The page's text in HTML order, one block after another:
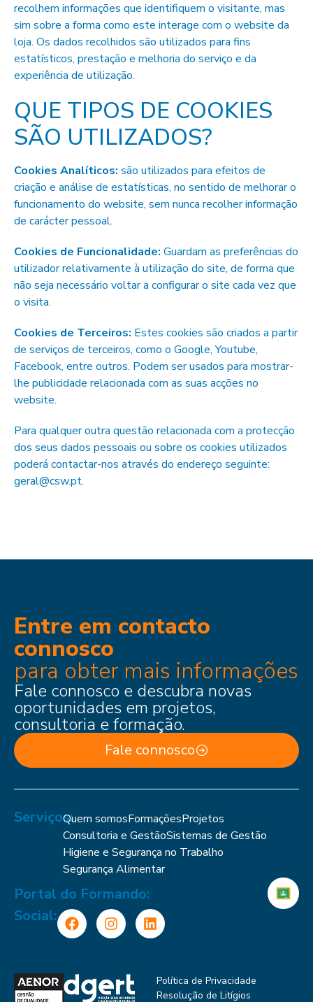
recolhem informações que identifiquem o visitante, mas
sim sobre a forma como este interage com o website da
loja. Os dados recolhidos são utilizados para fins
estatísticos, prestação e melhoria do serviço e da
experiência de utilização.
QUE TIPOS DE COOKIES
SÃO UTILIZADOS?
Cookies Analíticos: são utilizados para efeitos de
criação e análise de estatísticas, no sentido de melhorar o
funcionamento do website, sem nunca recolher informação
de carácter pessoal.
Cookies de Funcionalidade: Guardam as preferências do
utilizador relativamente à utilização do site, de forma que
não seja necessário voltar a configurar o site cada vez que
o visita.
Cookies de Terceiros: Estes cookies são criados a partir
de serviços de terceiros, como o Google, Youtube,
Facebook, entre outros. Podem ser usados para mostrar-
lhe publicidade relacionada com as suas acções no
website.
Para qualquer outra questão relacionada com a protecção
dos seus dados pessoais ou sobre os cookies utilizados
poderá contactar-nos através do endereço seguinte:
geral@csw.pt.
Entre em contacto
connosco
para obter mais informações
Fale connosco e descubra novas
oportunidades em projetos,
consultoria e formação.
Fale connosco
Serviços:Quem somosFormaçõesProjetos
Consultoria e GestãoSistemas de Gestão
Higiene e Segurança no Trabalho
Segurança Alimentar
Portal do Formando:
Social:
Política de Privacidade
Resolução de Litígios